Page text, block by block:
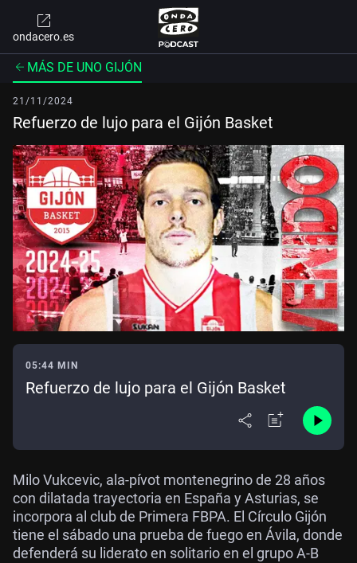
ondacero.es
MÁS DE UNO GIJÓN
21/11/2024
Refuerzo de lujo para el Gijón Basket
05:44 MIN
Refuerzo de lujo para el Gijón Basket
Milo Vukcevic, ala-pívot montenegrino de 28 años
con dilatada trayectoria en España y Asturias, se
incorpora al club de Primera FBPA. El Círculo Gijón
tiene el sábado una prueba de fuego en Ávila, donde
defenderá su liderato en solitario en el grupo A-B